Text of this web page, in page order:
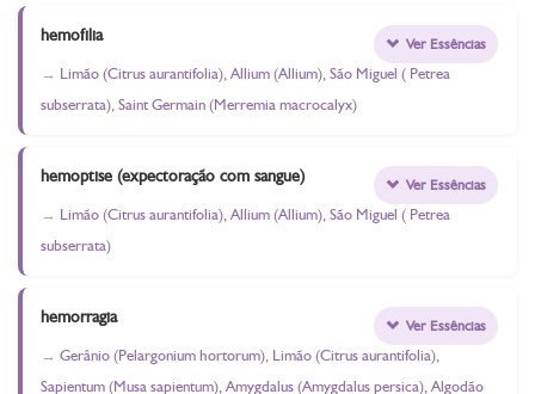
hemofilia
Limão (Citrus aurantifolia), Allium (Allium), São Miguel ( Petrea
subserrata), Saint Germain (Merremia macrocalyx)
Ver Essências
hemoptise (expectoração com sangue)
Limão (Citrus aurantifolia), Allium (Allium), São Miguel ( Petrea
subserrata)
Ver Essências
hemorragia
Gerânio (Pelargonium hortorum), Limão (Citrus aurantifolia),
Sapientum (Musa sapientum), Amygdalus (Amygdalus persica), Algodão
Ver Essências